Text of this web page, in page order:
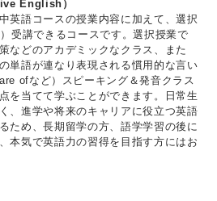
English）
英語コースの授業内容に加えて、選択
受講できるコースです。選択授業で
などのアカデミックなクラス、また
単語が連なり表現される慣用的な言い
ofなど）スピーキング＆発音クラス
を当てて学ぶことができます。日常生
、進学や将来のキャリアに役立つ英語
ため、長期留学の方、語学学習の後に
本気で英語力の習得を目指す方にはお